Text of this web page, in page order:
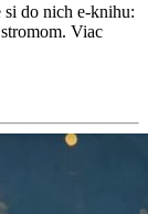
si do nich e-knihu:
Viac